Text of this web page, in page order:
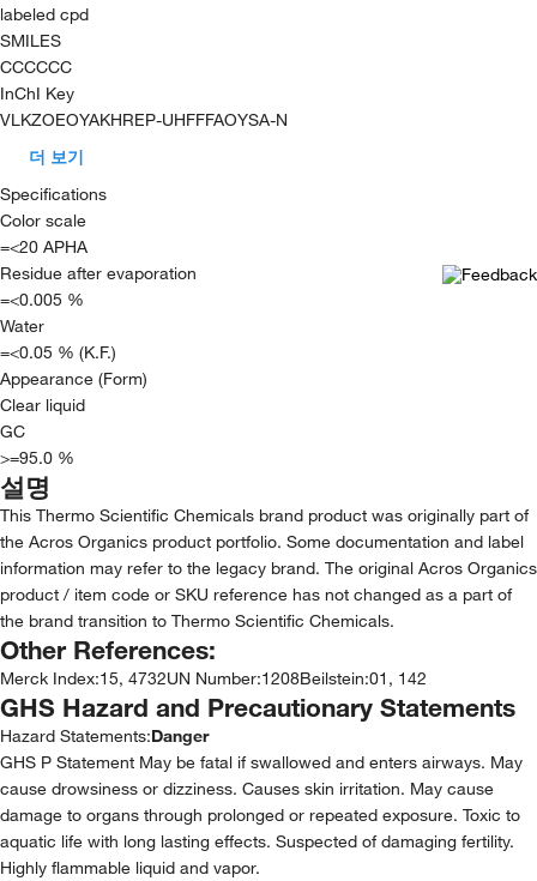
labeled cpd
SMILES
CCCCCC
InChI Key
VLKZOEOYAKHREP-UHFFFAOYSA-N
더 보기
Specifications
Color scale
=<20 APHA
Residue after evaporation
=<0.005 %
Water
=<0.05 % (K.F.)
Appearance (Form)
Clear liquid
GC
>=95.0 %
설명
This Thermo Scientific Chemicals brand product was originally part of
the Acros Organics product portfolio. Some documentation and label
information may refer to the legacy brand. The original Acros Organics
product / item code or SKU reference has not changed as a part of
the brand transition to Thermo Scientific Chemicals.
Other References:
Merck Index:15, 4732UN Number:1208Beilstein:01, 142
GHS Hazard and Precautionary Statements
Hazard Statements:Danger
GHS P Statement May be fatal if swallowed and enters airways. May
cause drowsiness or dizziness. Causes skin irritation. May cause
damage to organs through prolonged or repeated exposure. Toxic to
aquatic life with long lasting effects. Suspected of damaging fertility.
Highly flammable liquid and vapor.